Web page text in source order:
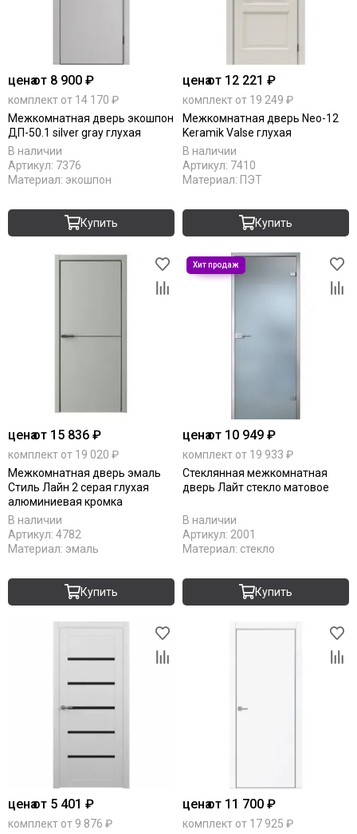
ценаот 8 900 ₽
комплект от 14 170 ₽
Межкомнатная дверь экошпон
ДП-50.1 silver gray глухая
В наличии
Артикул: 7376
Материал: экошпон
Купить
ценаот 12 221 ₽
комплект от 19 249 ₽
Межкомнатная дверь Neo-12
Keramik Valse глухая
В наличии
Артикул: 7410
Материал: ПЭТ
Купить
ценаот 15 836 ₽
комплект от 19 020 ₽
Межкомнатная дверь эмаль
Стиль Лайн 2 серая глухая
алюминиевая кромка
В наличии
Артикул: 4782
Материал: эмаль
Купить
ценаот 10 949 ₽
комплект от 19 933 ₽
Стеклянная межкомнатная
дверь Лайт стекло матовое
В наличии
Артикул: 2001
Материал: стекло
Купить
ценаот 5 401 ₽
комплект от 9 876 ₽
ценаот 11 700 ₽
комплект от 17 925 ₽